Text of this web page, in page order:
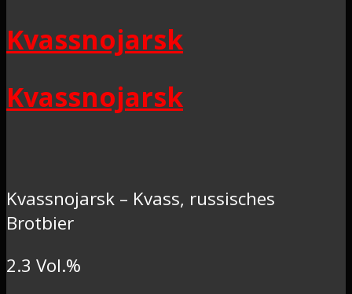
Kvassnojarsk
Kvassnojarsk
Kvassnojarsk – Kvass, russisches
Brotbier
2.3 Vol.%